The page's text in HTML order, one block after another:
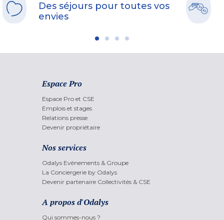
Des séjours pour toutes vos
envies
Espace Pro
Espace Pro et CSE
Emplois et stages
Relations presse
Devenir propriétaire
Nos services
Odalys Evènements & Groupe
La Conciergerie by Odalys
Devenir partenaire Collectivités & CSE
A propos d'Odalys
Qui sommes-nous ?